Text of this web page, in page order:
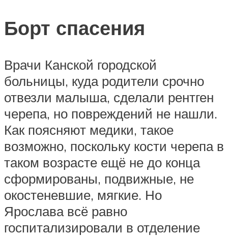
Борт спасения
Врачи Канской городской
больницы, куда родители срочно
отвезли малыша, сделали рентген
черепа, но повреждений не нашли.
Как поясняют медики, такое
возможно, поскольку кости черепа в
таком возрасте ещё не до конца
сформированы, подвижные, не
окостеневшие, мягкие. Но
Ярослава всё равно
госпитализировали в отделение